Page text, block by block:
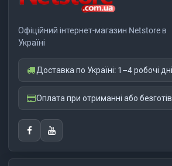
Офіційний інтернет-магазин Netstore в
Україні
Доставка по Україні: 1–4 робочі дні
Оплата при отриманні або